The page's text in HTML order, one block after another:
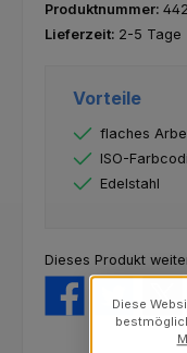
Produktnummer:
Lieferzeit: 2-5 Tage
Vorteile
flaches
ISO-
Edelstahl
Dieses Produkt
Diese